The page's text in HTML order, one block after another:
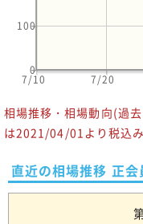
7/10 7/20
0
100
相場推移・相場動向(過
は2021/04/01より税込
直近の相場推移 正会